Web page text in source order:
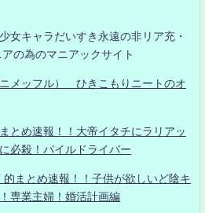
女キャラだいすき永遠の非リア充・
の為のマニアックサイト
メッフル） ひきこもりニートのオ
とめ速報！！大帝イタチにラリアッ
必殺！パイルドライバー
まとめ速報！！子供が欲しいど陰キ
専業主婦！婚活計画編